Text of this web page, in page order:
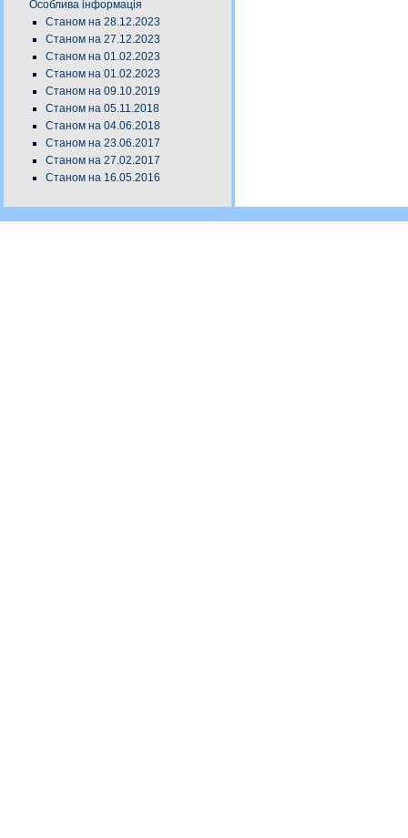
Особлива інформація
Станом на 28.12.2023
Станом на 27.12.2023
Станом на 01.02.2023
Станом на 01.02.2023
Станом на 09.10.2019
Станом на 05.11.2018
Станом на 04.06.2018
Станом на 23.06.2017
Станом на 27.02.2017
Станом на 16.05.2016